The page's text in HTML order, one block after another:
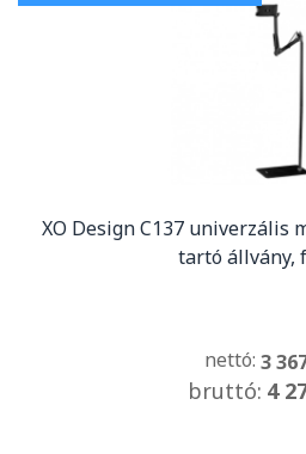
XO Design C137 univerzális
tartó állvány,
nettó: 3
bruttó: 4